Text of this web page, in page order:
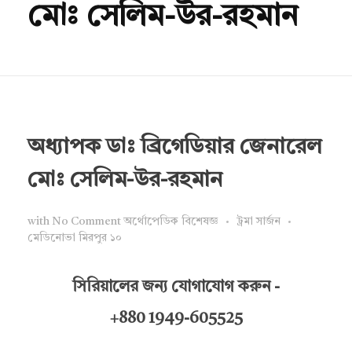
মোঃ সেলিম-উর-রহমান
অধ্যাপক ডাঃ ব্রিগেডিয়ার জেনারেল
মোঃ সেলিম-উর-রহমান
with No Comment অর্থোপেডিক বিশেষজ্ঞ
ট্রমা সার্জন
মেডিনোভা মিরপুর ১০
সিরিয়ালের জন্য যোগাযোগ করুন -
+880 1949-605525